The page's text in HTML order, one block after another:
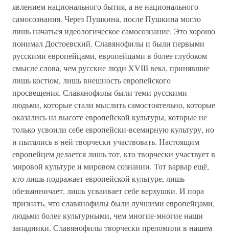
явлением национального бытия, а не национального
самосознания. Через Пушкина, после Пушкина могло
лишь начаться идеологическое самосознание. Это хорошо
понимал Достоевский. Славянофилы и были первыми
русскими европейцами, европейцами в более глубоком
смысле слова, чем русские люди XVIII века, принявшие
лишь костюм, лишь внешность европейского
просвещения. Славянофилы были теми русскими
людьми, которые стали мыслить самостоятельно, которые
оказались на высоте европейской культуры, которые не
только усвоили себе европейски-всемирную культуру, но
и пытались в ней творчески участвовать. Настоящим
европейцем делается лишь тот, кто творчески участвует в
мировой культуре и мировом сознании. Тот варвар ещё,
кто лишь подражает европейской культуре, лишь
обезьянничает, лишь усваивает себе верхушки. И пора
признать, что славянофилы были лучшими европейцами,
людьми более культурными, чем многие-многие наши
западники. Славянофилы творчески преломили в нашем